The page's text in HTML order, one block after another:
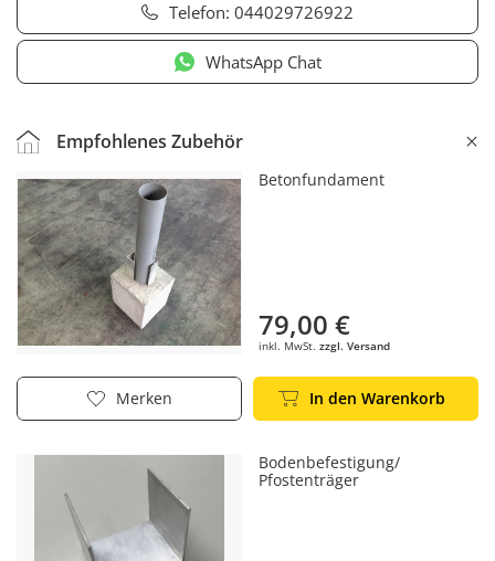
Telefon: 044029726922
WhatsApp Chat
Empfohlenes Zubehör
Betonfundament
79,00 €
inkl. MwSt. zzgl. Versand
Merken In den Warenkorb
Bodenbefestigung/
Pfostenträger